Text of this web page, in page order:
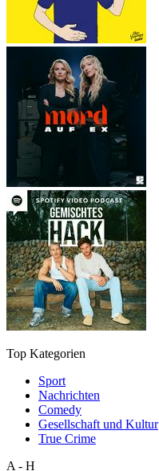
Top Kategorien
Sport
Nachrichten
Comedy
Gesellschaft und Kultur
True Crime
A - H